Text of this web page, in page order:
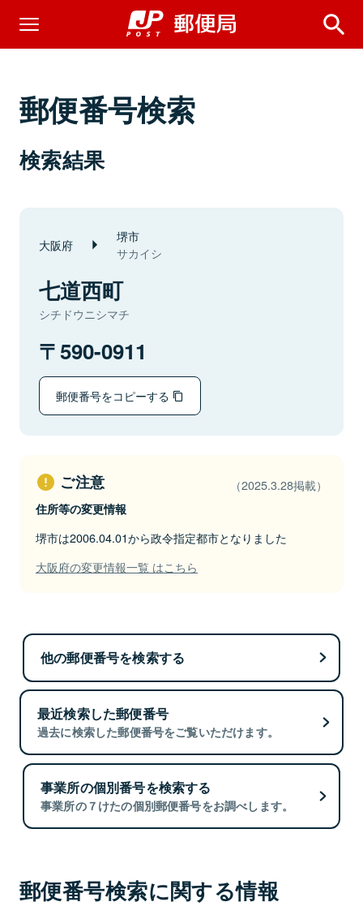
郵便番号検索
検索結果
大阪府 堺市
サカイシ
七道西町
シチドウニシマチ
590-0911
郵便番号をコピーする
ご注意 （2025.3.28掲載）
住所等の変更情報
堺市は2006.04.01から政令指定都市となりました
大阪府の変更情報一覧 はこちら
他の郵便番号を検索する
最近検索した郵便番号
過去に検索した郵便番号をご覧いただけます。
事業所の個別番号を検索する
事業所の７けたの個別郵便番号をお調べします。
郵便番号検索に関する情報